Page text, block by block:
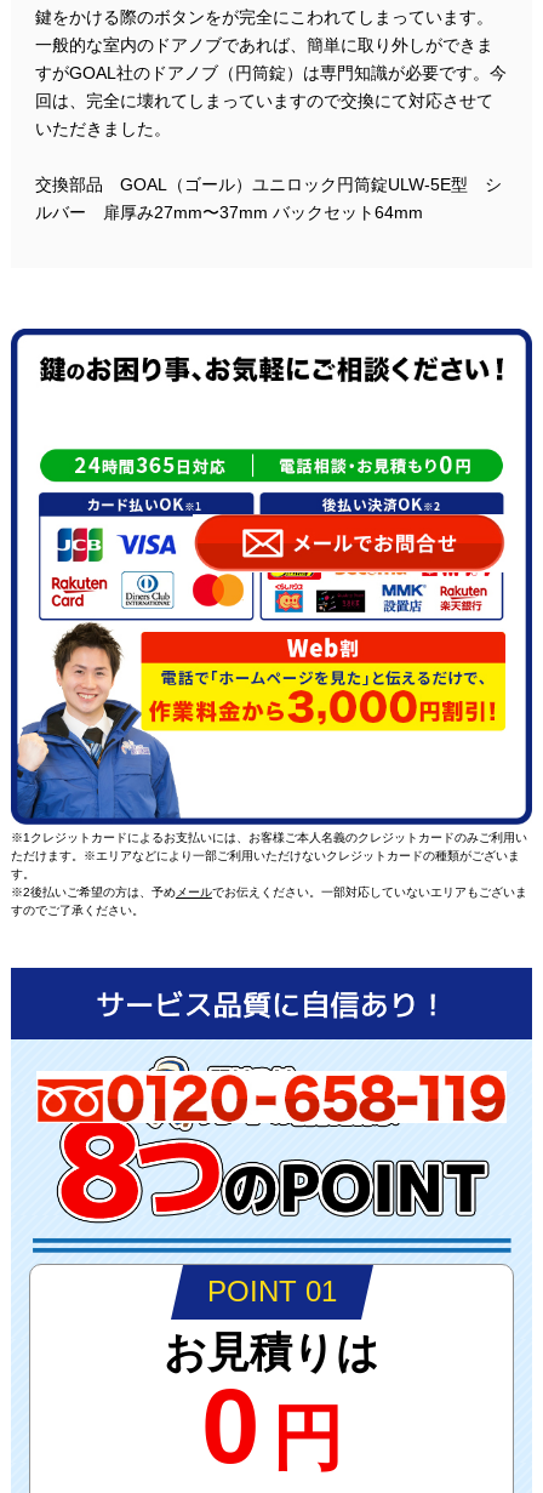
鍵をかける際のボタンをが完全にこわれてしまっています。
一般的な室内のドアノブであれば、簡単に取り外しができま
すがGOAL社のドアノブ（円筒錠）は専門知識が必要です。今
回は、完全に壊れてしまっていますので交換にて対応させて
いただきました。
交換部品 GOAL（ゴール）ユニロック円筒錠ULW-5E型 シ
ルバー 扉厚み27mm〜37mm バックセット64mm
※1クレジットカードによるお支払いには、お客様ご本人名義のクレジットカードのみご利用い
ただけます。※エリアなどにより一部ご利用いただけないクレジットカードの種類がございま
す。
※2後払いご希望の方は、予めメールでお伝えください。一部対応していないエリアもございま
すのでご了承ください。
POINT 01
お見積りは
0 円